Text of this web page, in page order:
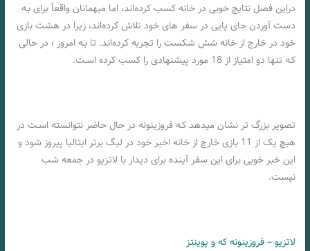
دراین فصل نتایج خوبی در خانه کسب کرده‌اند، اما میهمانان واقعاً برای بـه
دست آوردن جای پایی در سفر های خود تلاش کرده‌اند، زیرا در هشت بازی
خود در خارج از خانه شش شکست را تجربه کرده‌اند. تا بـه امروز ؛ در حالی
کـه تنها دو امتیاز از 18 مورد پیشنهادی را کسب کرده اسـت.
تصویر بزرگ تر نشان میدهد کـه فروزینونه در حال حاضر نتوانسته اسـت در
هیچ یک از 11 بازی خارج از خانه اخیر خود در لیگ برتر ایتالیا پیروز شود و
این خبر خوبی برای این سفر آینده برای دیدار با لاتزیو در جمعه شب
نیست.
لاتزیو – فروزینونه که و پوینتز